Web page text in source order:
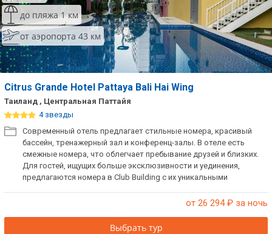
до пляжа 1 км
от аэропорта 43 км
Citrus Grande Hotel Pattaya Bali Hai Wing
Таиланд , Центральная Паттайя
4 звезды
Современный отель предлагает стильные номера, красивый
бассейн, тренажерный зал и конференц-залы. В отеле есть
смежные номера, что облегчает пребывание друзей и близких.
Для гостей, ищущих больше эксклюзивности и уединения,
предлагаются номера в Club Building с их уникальными
от 26 294₽ за ночь
Выбрать тур